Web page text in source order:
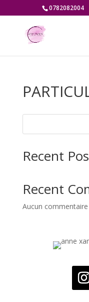
0782082004
Recent
Recent
Aucun